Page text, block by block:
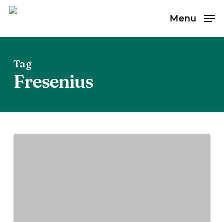
Skip
main
Menu
Tag
Fresenius